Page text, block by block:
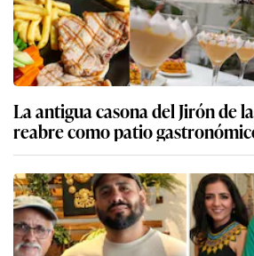
La antigua casona del Jirón de
reabre como patio